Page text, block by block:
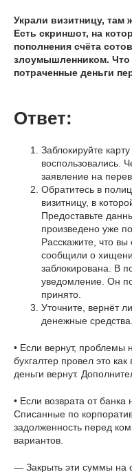
Украли визитницу, там
Есть скриншот, на
пополнения счёта
злоумышленником. Что
потраченные деньги
Ответ:
Заблокируйте
воспользовались.
заявление на
Обратитесь в
визитницу, в
Предоставьте
произведено уже
Расскажите, что вы
сообщили о
заблокирована. В
уведомление. Он
принято.
Уточните, вернёт
денежные средства.
• Если вернут, проблемы
бухгалтер провел это как
деньги вернут.
• Если возврата от банка
Списанные по
задолженность перед
вариантов.
— Закрыть эти суммы на